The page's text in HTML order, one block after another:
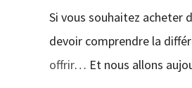
Si vous souhaitez acheter
devoir comprendre la
offrir… Et nous allons